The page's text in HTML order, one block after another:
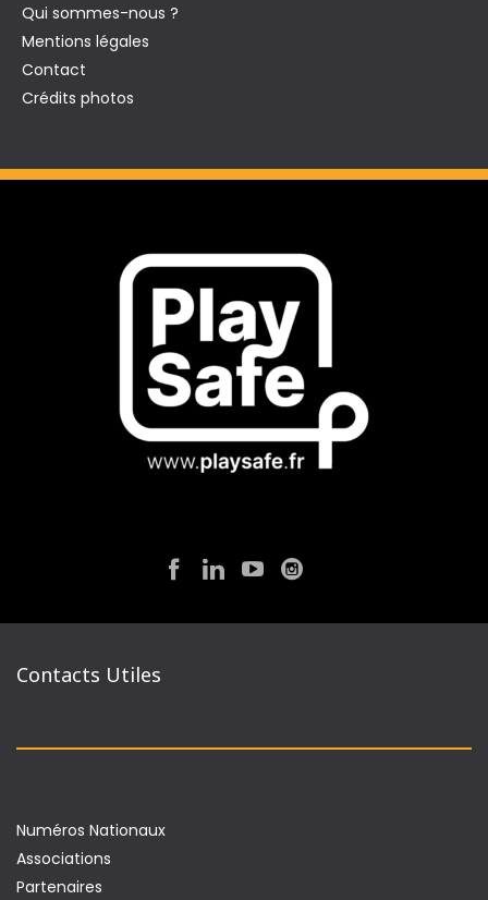
Qui sommes-nous ?
Mentions légales
Contact
Crédits photos
Contacts Utiles
Numéros Nationaux
Associations
Partenaires